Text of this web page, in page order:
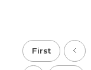
First